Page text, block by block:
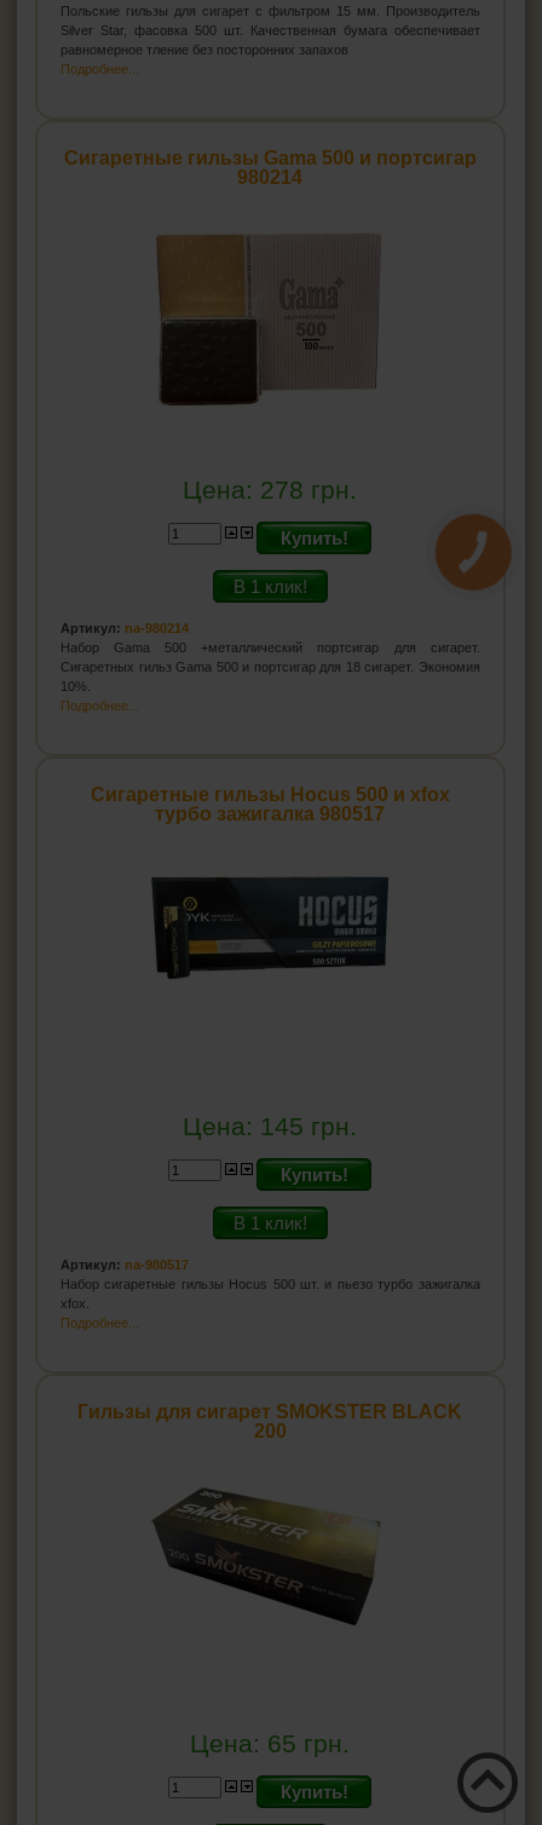
Польские гильзы для сигарет с фильтром 15 мм. Производитель
Silver Star, фасовка 500 шт. Качественная бумага обеспечивает
равномерное тление без посторонних запахов
Подробнее...
Сигаретные гильзы Gama 500 и портсигар
980214
Цена: 278 грн.
Купить!
В 1 клик!
Артикул: na-980214
Набор Gama 500 +металлический портсигар для сигарет.
Сигаретных гильз Gama 500 и портсигар для 18 сигарет. Экономия
10%.
Подробнее...
Сигаретные гильзы Hocus 500 и xfox
турбо зажигалка 980517
Цена: 145 грн.
Купить!
В 1 клик!
Артикул: na-980517
Набор сигаретные гильзы Hocus 500 шт. и пьезо турбо зажигалка
xfox.
Подробнее...
Гильзы для сигарет SMOKSTER BLACK
200
Цена: 65 грн.
Купить!